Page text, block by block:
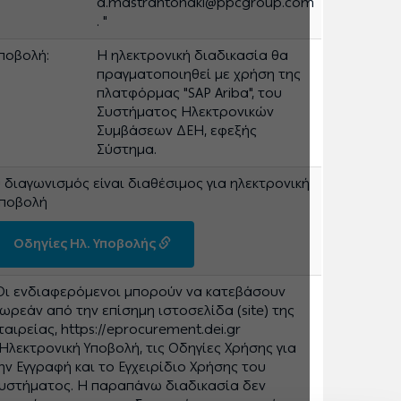
. "
Η ηλεκτρονική διαδικασία θα
πραγματοποιηθεί με χρήση της
πλατφόρμας "SAP Ariba", του
Συστήματος Ηλεκτρονικών
Συμβάσεων ΔΕΗ, εφεξής
Σύστημα.
είναι διαθέσιμος για ηλεκτρονική
Οδηγίες Ηλ. Υποβολής
ενδιαφερόμενοι μπορούν να κατεβάσουν
από την επίσημη ιστοσελίδα (site) της
https://eprocurement.dei.gr
Υποβολή, τις Οδηγίες Χρήσης για
Εγγραφή και το Εγχειρίδιο Χρήσης του
Η παραπάνω διαδικασία δεν